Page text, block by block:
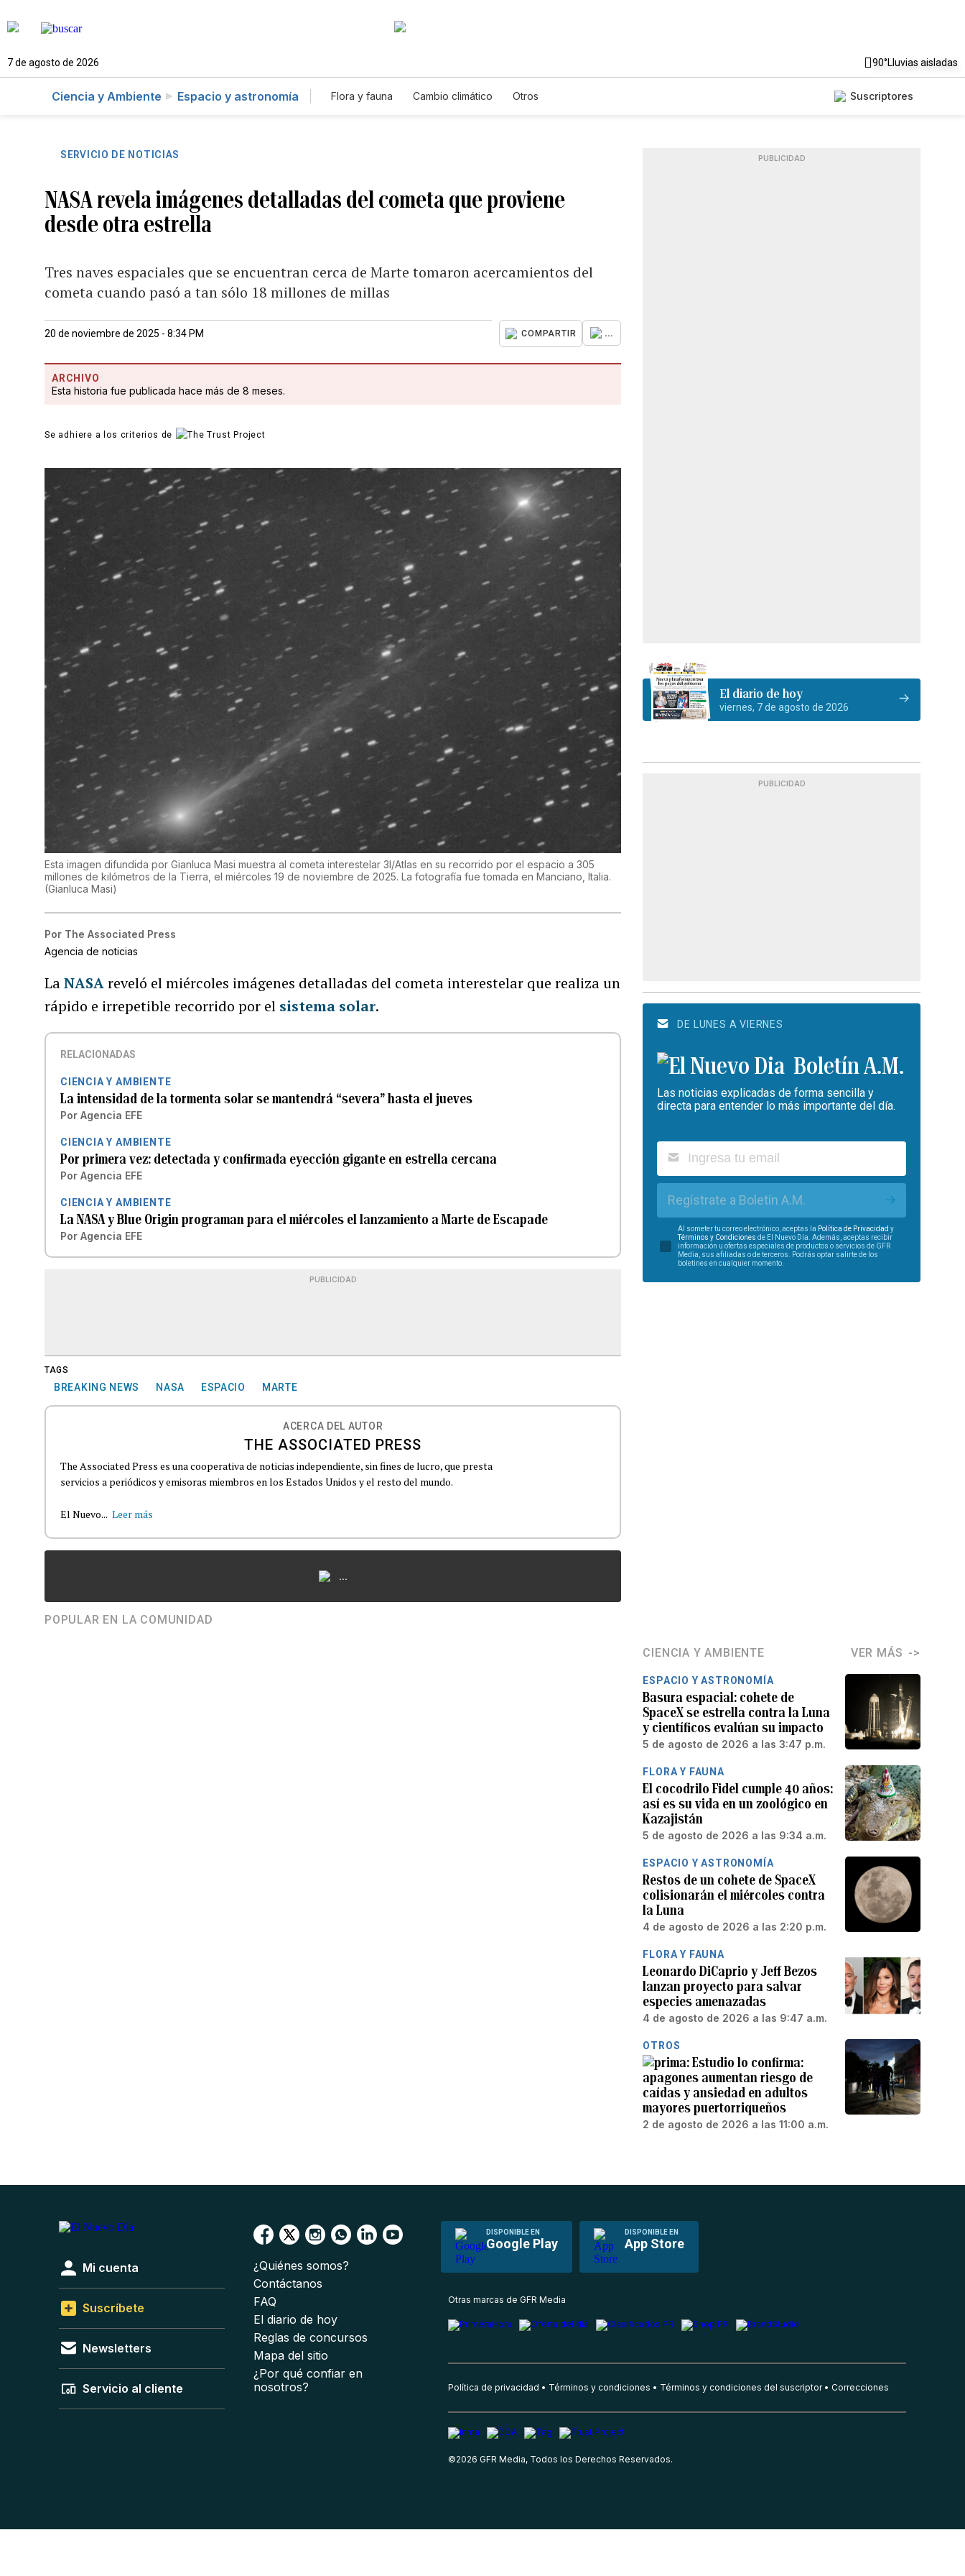
7 de agosto de 2026 90°Lluvias aisladas
Ciencia y Ambiente Espacio y astronomía Flora y fauna Cambio climático Otros Suscriptores
SERVICIO DE NOTICIAS
NASA revela imágenes detalladas del cometa que proviene
desde otra estrella
Tres naves espaciales que se encuentran cerca de Marte tomaron acercamientos del
cometa cuando pasó a tan sólo 18 millones de millas
20 de noviembre de 2025 - 8:34 PM COMPARTIR ...
ARCHIVO
Esta historia fue publicada hace más de 8 meses.
Se adhiere a los criterios de
Esta imagen difundida por Gianluca Masi muestra al cometa interestelar 3I/Atlas en su recorrido por el espacio a 305
millones de kilómetros de la Tierra, el miércoles 19 de noviembre de 2025. La fotografía fue tomada en Manciano, Italia.
(Gianluca Masi)
Por The Associated Press
Agencia de noticias
LaNASAreveló el miércoles imágenes detalladas del cometa interestelar que realiza un
rápido e irrepetible recorrido por el sistema solar.
RELACIONADAS
CIENCIA Y AMBIENTE
La intensidad de la tormenta solar se mantendrá “severa” hasta el jueves
Por Agencia EFE
CIENCIA Y AMBIENTE
Por primera vez: detectada y confirmada eyección gigante en estrella cercana
Por Agencia EFE
CIENCIA Y AMBIENTE
La NASA y Blue Origin programan para el miércoles el lanzamiento a Marte de Escapade
Por Agencia EFE
PUBLICIDAD
TAGS
BREAKING NEWS NASA ESPACIO MARTE
ACERCA DEL AUTOR
THE ASSOCIATED PRESS
The Associated Press es una cooperativa de noticias independiente, sin fines de lucro, que presta
servicios a periódicos y emisoras miembros en los Estados Unidos y el resto del mundo.
El Nuevo... Leer más
...
POPULAR EN LA COMUNIDAD
PUBLICIDAD
El diario de hoy
viernes, 7 de agosto de 2026
PUBLICIDAD
DE LUNES A VIERNES
Boletín A.M.
Las noticias explicadas de forma sencilla y
directa para entender lo más importante del día.
Regístrate a Boletín A.M.
Al someter tu correo electrónico, aceptas la Política de Privacidad y
Términos y Condiciones de El Nuevo Día. Además, aceptas recibir
información u ofertas especiales de productos o servicios de GFR
Media, sus afiliadas o de terceros. Podrás optar salirte de los
boletines en cualquier momento.
CIENCIA Y AMBIENTE VER MÁS
ESPACIO Y ASTRONOMÍA
Basura espacial: cohete de
SpaceX se estrella contra la Luna
y científicos evalúan su impacto
5 de agosto de 2026 a las 3:47 p.m.
FLORA Y FAUNA
El cocodrilo Fidel cumple 40 años:
así es su vida en un zoológico en
Kazajistán
5 de agosto de 2026 a las 9:34 a.m.
ESPACIO Y ASTRONOMÍA
Restos de un cohete de SpaceX
colisionarán el miércoles contra
la Luna
4 de agosto de 2026 a las 2:20 p.m.
FLORA Y FAUNA
Leonardo DiCaprio y Jeff Bezos
lanzan proyecto para salvar
especies amenazadas
4 de agosto de 2026 a las 9:47 a.m.
OTROS
Estudio lo confirma:
apagones aumentan riesgo de
caídas y ansiedad en adultos
mayores puertorriqueños
2 de agosto de 2026 a las 11:00 a.m.
DISPONIBLE EN
Google Play
DISPONIBLE EN
App Store
Mi cuenta
Suscríbete
Newsletters
Servicio al cliente
¿Quiénes somos?
Contáctanos
FAQ
El diario de hoy
Reglas de concursos
Mapa del sitio
¿Por qué confiar en
nosotros?
Otras marcas de GFR Media
Política de privacidad Términos y condiciones Términos y condiciones del suscriptor Correcciones
©2026 GFR Media, Todos los Derechos Reservados.